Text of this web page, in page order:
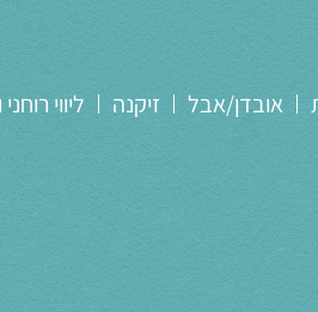
אובדן/אבל זיקנה ליווי